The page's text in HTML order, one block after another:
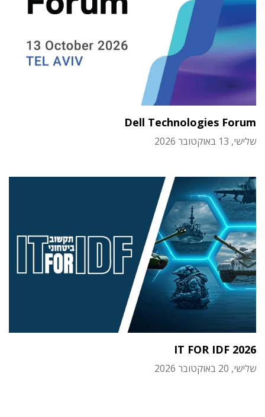
Dell Technologies Forum
שלישי, 13 באוקטובר 2026
IT FOR IDF 2026
שלישי, 20 באוקטובר 2026